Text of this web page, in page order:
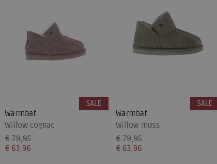
Warmbat
Willow cognac
€ 79,95
€ 63,96
SALE
Warmbat
Willow moss
€ 79,95
€ 63,96
SALE